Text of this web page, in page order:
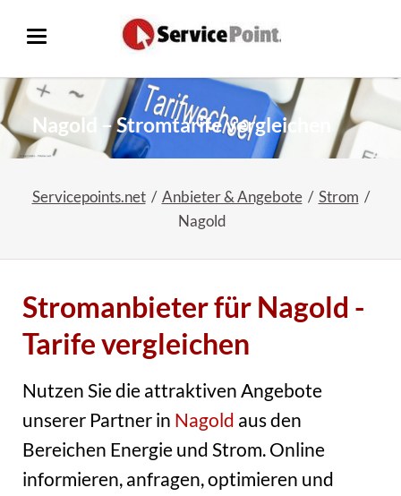
Nagold – Stromtarife vergleichen
Servicepoints.net Anbieter & Angebote
Strom
Nagold
Stromanbieter für Nagold -
Tarife vergleichen
Nutzen Sie die attraktiven Angebote
unserer Partner in Nagold aus den
Bereichen Energie und Strom. Online
informieren, anfragen, optimieren und